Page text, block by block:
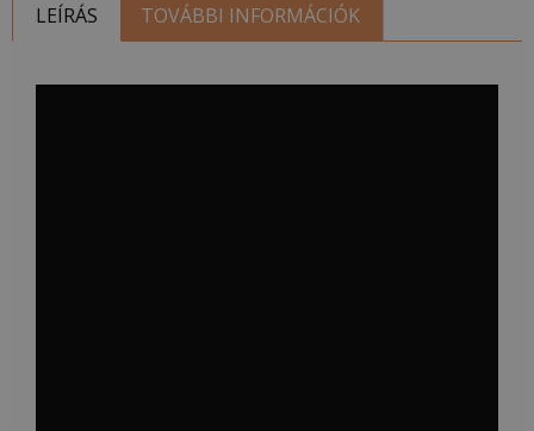
LEÍRÁS TOVÁBBI INFORMÁCIÓK